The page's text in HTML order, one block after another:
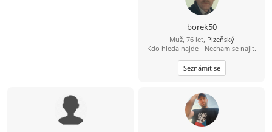
borek50
Muž, 76 let, Plzeňský
Kdo hleda najde - Necham se najit.
Seznámit se